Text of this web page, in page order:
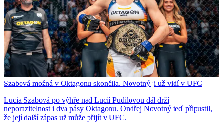
Szabová možná v Oktagonu skončila. Novotný ji už vidí v UFC
Lucia Szabová po výhře nad Lucií Pudilovou dál drží
neporazitelnost i dva pásy Oktagonu. Ondřej Novotný teď připustil,
že její další zápas už může přijít v UFC.